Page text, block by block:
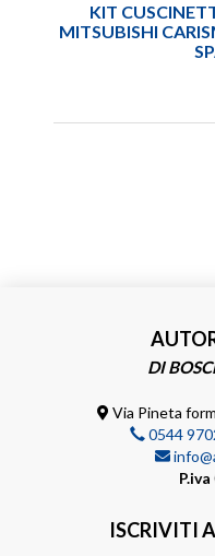
KIT
MITSUBISHI
DI
Via Pineta
0544
P.iva
ISCRIVITI